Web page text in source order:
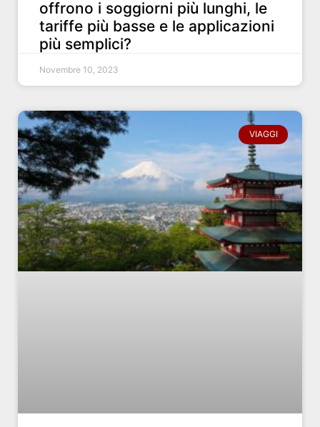
offrono i soggiorni più lunghi, le
tariffe più basse e le applicazioni
più semplici?
Novembre 10, 2023
VIAGGI